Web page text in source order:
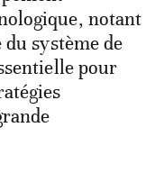
notant
système de
pour